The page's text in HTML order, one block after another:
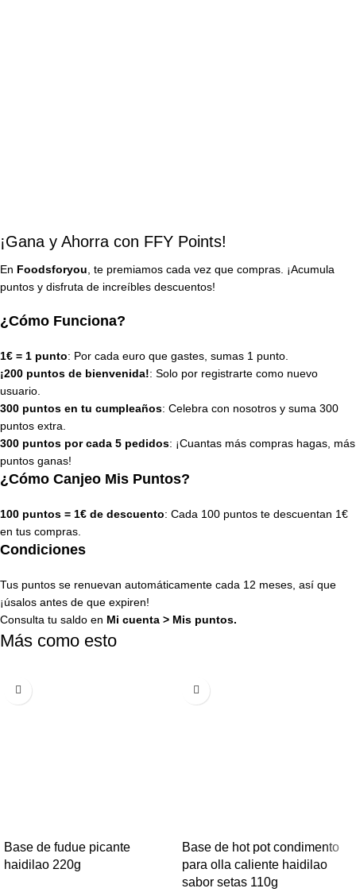
¡Gana y Ahorra con FFY Points!
En Foodsforyou , te premiamos cada vez que compras. ¡Acumula
puntos y disfruta de increíbles descuentos!
¿Cómo Funciona?
1€ = 1 punto: Por cada euro que gastes, sumas 1 punto.
¡200 puntos de bienvenida!: Solo por registrarte como nuevo
usuario.
300 puntos en tu cumpleaños: Celebra con nosotros y suma 300
puntos extra.
300 puntos por cada 5 pedidos: ¡Cuantas más compras hagas, más
puntos ganas!
¿Cómo Canjeo Mis Puntos?
100 puntos = 1€ de descuento: Cada 100 puntos te descuentan 1€
en tus compras.
Condiciones
Tus puntos se renuevan automáticamente cada 12 meses, así que
¡úsalos antes de que expiren!
Consulta tu saldo en Mi cuenta > Mis puntos.
Más como esto
Base de fudue picante
haidilao 220g
Base de hot pot condimento
para olla caliente haidilao
sabor setas 110g